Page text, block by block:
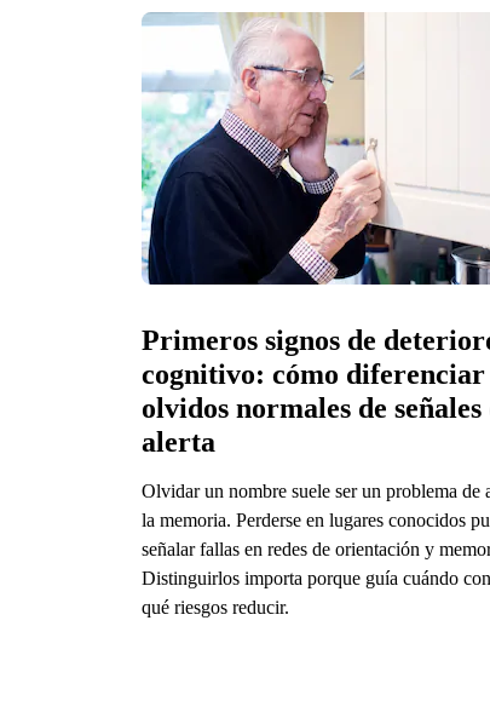
Primeros signos de
cognitivo: cómo diferenciar
olvidos normales de señales
alerta
Olvidar un nombre suele ser un problema de
la memoria. Perderse en lugares conocidos
señalar fallas en redes de orientación y
Distinguirlos importa porque guía cuándo
qué riesgos reducir.